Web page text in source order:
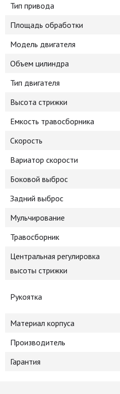
Тип привода
Площадь обработки
Модель двигателя
Объем цилиндра
Тип двигателя
Высота стрижки
Емкость травосборника
Скорость
Вариатор скорости
Боковой выброс
Задний выброс
Мульчирование
Травосборник
Центральная регулировка
высоты стрижки
Рукоятка
Материал корпуса
Производитель
Гарантия